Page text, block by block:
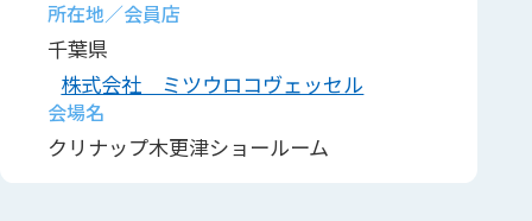
千葉県
株式会社 ミツウロコヴェッセル
クリナップ木更津ショールーム